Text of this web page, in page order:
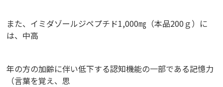
また、イミダゾールジペプチド1,000㎎（本品200ｇ）に
は、中高
年の方の加齢に伴い低下する認知機能の一部である記憶力
（言葉を覚え、思